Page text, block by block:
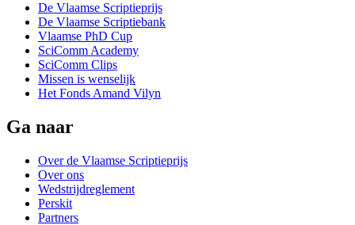
De Vlaamse Scriptieprijs
De Vlaamse Scriptiebank
Vlaamse PhD Cup
SciComm Academy
SciComm Clips
Missen is wenselijk
Het Fonds Amand Vilyn
Ga naar
Over de Vlaamse Scriptieprijs
Over ons
Wedstrijdreglement
Perskit
Partners